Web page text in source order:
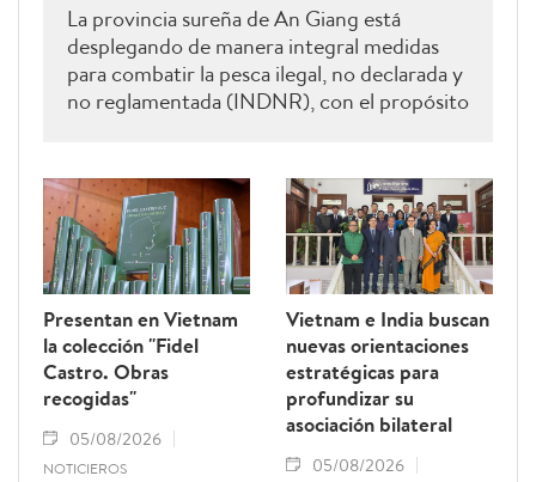
La provincia sureña de An Giang está
desplegando de manera integral medidas
para combatir la pesca ilegal, no declarada y
no reglamentada (INDNR), con el propósito
advertencia de la “tarjeta amarilla” impuesta
por la Comisión Europea y reforzar el
prestigio del sector pesquero vietnamita.
Presentan en Vietnam
la colección "Fidel
Castro. Obras
recogidas"
05/08/2026
NOTICIEROS
Vietnam e India buscan
nuevas orientaciones
estratégicas para
profundizar su
asociación bilateral
05/08/2026